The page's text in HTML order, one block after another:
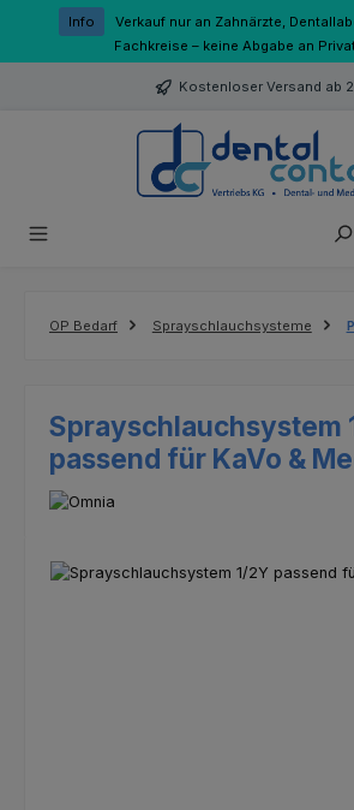
Zum Hauptinhalt springen
Info
Verkauf nur an Zahnärzte,
Fachkreise – keine Abgabe an
Kostenloser Versand ab
OP Bedarf Sprayschlauchsysteme
Sprayschlauchsystem
passend für KaVo &
Bildergalerie überspringen